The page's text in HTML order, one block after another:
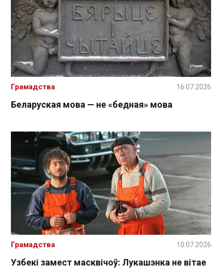
Беларуская мова — не «бедная» мова
Грамадства 16.07.2026
Узбекі замест масквічоў: Лукашэнка не вітае
Грамадства 10.07.2026